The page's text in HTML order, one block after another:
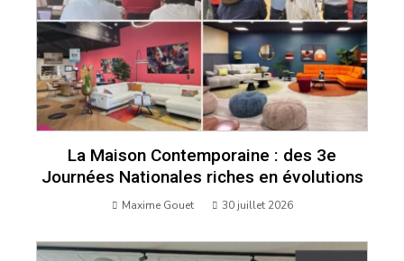
La Maison Contemporaine : des 3e
Journées Nationales riches en évolutions
Maxime Gouet 30 juillet 2026